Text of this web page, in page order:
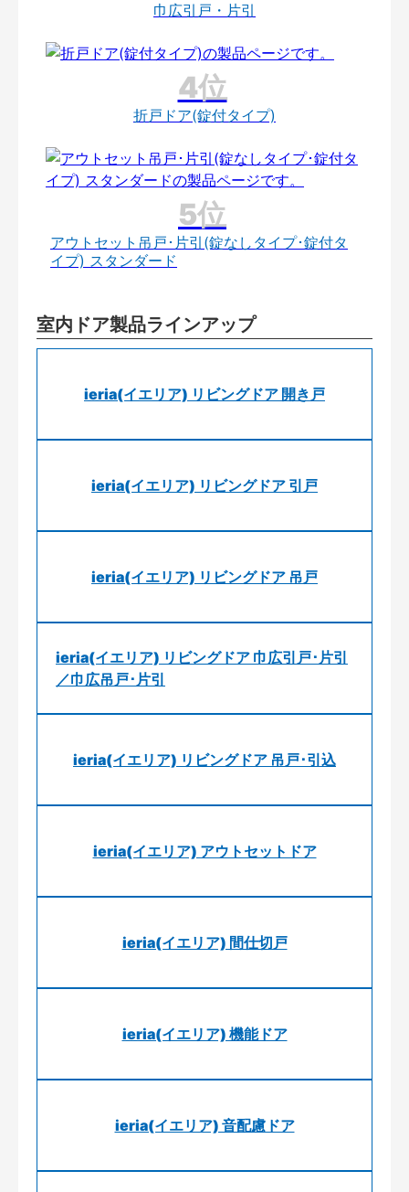
巾広引戸・片引
折戸ドア(錠付タイプ)
アウトセット吊戸･片引(錠なしタイプ･錠付タ
イプ) スタンダード
室内ドア製品ラインアップ
ieria(イエリア) リビングドア 開き戸
ieria(イエリア) リビングドア 引戸
ieria(イエリア) リビングドア 吊戸
ieria(イエリア) リビングドア 巾広引戸･片引
／巾広吊戸･片引
ieria(イエリア) リビングドア 吊戸･引込
ieria(イエリア) アウトセットドア
ieria(イエリア) 間仕切戸
ieria(イエリア) 機能ドア
ieria(イエリア) 音配慮ドア